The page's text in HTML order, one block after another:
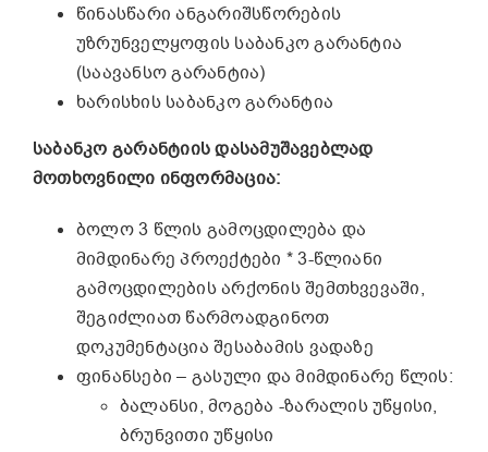
წინასწარი ანგარიშსწორების
უზრუნველყოფის საბანკო გარანტია
(საავანსო გარანტია)
ხარისხის საბანკო გარანტია
საბანკო გარანტიის დასამუშავებლად
მოთხოვნილი ინფორმაცია:
ბოლო 3 წლის გამოცდილება და
მიმდინარე პროექტები * 3-წლიანი
გამოცდილების არქონის შემთხვევაში,
შეგიძლიათ წარმოადგინოთ
დოკუმენტაცია შესაბამის ვადაზე
ფინანსები – გასული და მიმდინარე წლის:
ბალანსი, მოგება -ზარალის უწყისი,
ბრუნვითი უწყისი